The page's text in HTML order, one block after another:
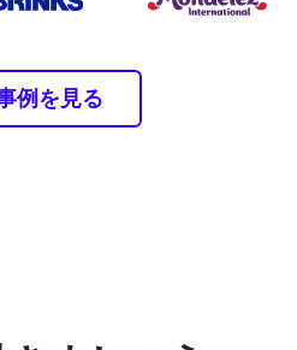
例を見る